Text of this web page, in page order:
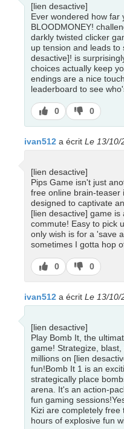
[lien desactive]
Ever wondered how far
BLOODMONEY!
darkly twisted clicker
up tension and leads to
desactive]! is
choices actually keep
endings are a nice
leaderboard to see
J’aime
0
J’aime
pas
0
ivan512 a écrit Le 13/10/
[lien desactive]
Pips Game isn't just
free online brain-teaser
designed to captivate
[lien desactive] game
commute! Easy to pick
only wish is for a 'save
sometimes I gotta hop
J’aime
0
J’aime
pas
0
ivan512 a écrit Le 13/10/
[lien desactive]
Play Bomb It, the
game! Strategize,
millions on [lien
fun!Bomb It 1 is an
strategically place
arena. It's an action-
fun gaming
Kizi are completely free
hours of explosive fun